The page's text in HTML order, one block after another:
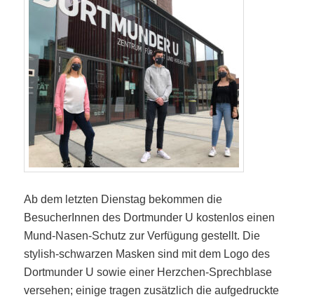
Ab dem letzten Dienstag bekommen die
BesucherInnen des Dortmunder U kostenlos einen
Mund-Nasen-Schutz zur Verfügung gestellt. Die
stylish-schwarzen Masken sind mit dem Logo des
Dortmunder U sowie einer Herzchen-Sprechblase
versehen; einige tragen zusätzlich die aufgedruckte